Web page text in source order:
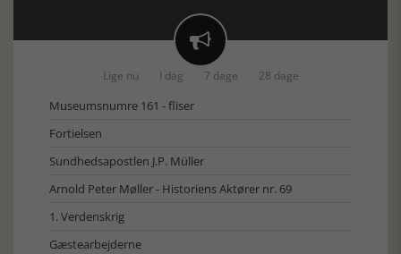

Lige nu I dag 7 dage 28 dage
Museumsnumre 161 - fliser
Fortielsen
Sundhedsapostlen J.P. Müller
Arnold Peter Møller - Historiens Aktører nr. 69
1. Verdenskrig
Gæstearbejderne